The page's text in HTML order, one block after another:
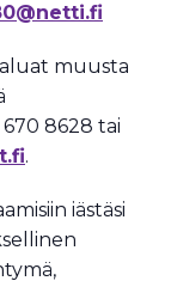
muusta
8628 tai
.
iästäsi